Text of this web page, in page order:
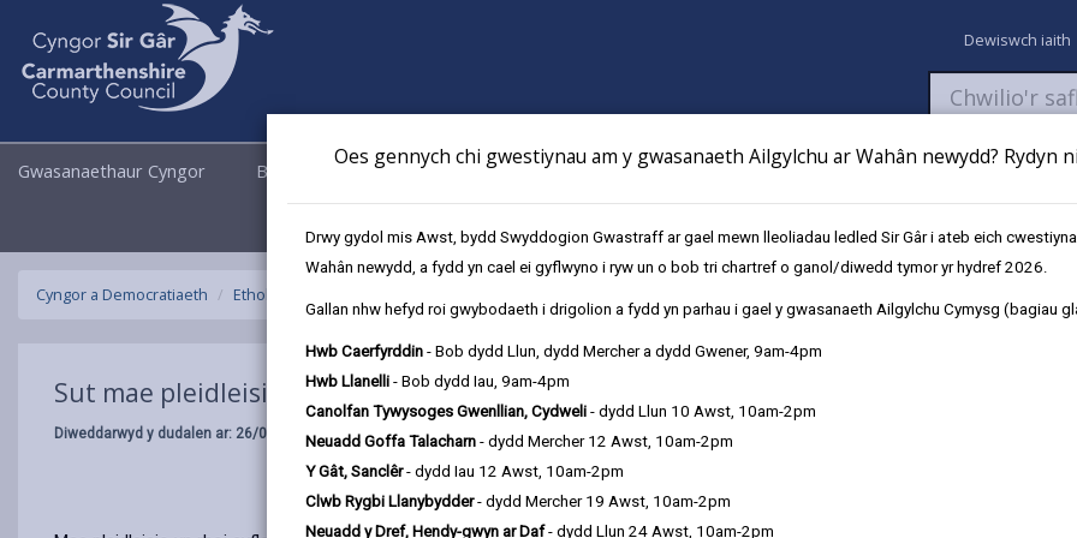
Oes gennych chi gwestiynau am y gwasanaeth Ailgylchu ar Wahân newydd? Rydyn
Drwy gydol mis Awst, bydd Swyddogion Gwastraff ar gael mewn lleoliadau ledled Sir Gâr i ateb eich
Wahân newydd, a fydd yn cael ei gyflwyno i ryw un o bob tri chartref o ganol/diwedd tymor yr hydref 2026.
Gallan nhw hefyd roi gwybodaeth i drigolion a fydd yn parhau i gael y gwasanaeth Ailgylchu Cymysg (bagiau
Hwb Caerfyrddin - Bob dydd Llun, dydd Mercher a dydd Gwener, 9am-4pm
Hwb Llanelli - Bob dydd Iau, 9am-4pm
Canolfan Tywysoges Gwenllian, Cydweli - dydd Llun 10 Awst, 10am-2pm
Neuadd Goffa Talacharn - dydd Mercher 12 Awst, 10am-2pm
Y Gât, Sanclêr- dydd Iau 12 Awst, 10am-2pm
Clwb Rygbi Llanybydder- dydd Mercher 19 Awst, 10am-2pm
Neuadd y Dref, Hendy-gwyn ar Daf- dydd Llun 24 Awst, 10am-2pm
Dewiswch iaith
Gwasanaethaur Cyngor Busnes Cyngor a Democratiaeth Newyddion
Fy Nghyfrifon Talu Cyflwyno cais
Cyngor a Democratiaeth Etholiadau a Phleidleisio
Sut mae pleidleisio?
Diweddarwyd y dudalen ar: 26/08/2025